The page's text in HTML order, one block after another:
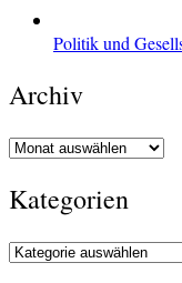
Politik und
Archiv
Archiv
Kategorien
Kategorien